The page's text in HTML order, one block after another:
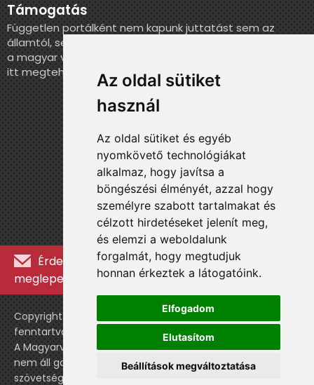
Az oldal sütiket
használ
Az oldal sütiket és egyéb
nyomkövető technológiákat
alkalmaz, hogy javítsa a
böngészési élményét, azzal hogy
személyre szabott tartalmakat és
célzott hirdetéseket jelenít meg,
és elemzi a weboldalunk
forgalmát, hogy megtudjuk
honnan érkeztek a látogatóink.
Elfogadom
Elutasítom
Beállítások megváltoztatása
Támogatás
Független portálként nem kapunk juttatást sem az
államtól, sem más szervezettől. Ha szeretnél segíteni
a magyar válogatott történelmének feldolgozásában,
itt megteheted.
Érdekességekért, kulisszatitkokért és
meglepetésekért iratkozz fel a hírlevélre »
Copyright © WebshopLady 2007-2026 Minden jog
fenntartva, kivéve a külön feltüntetett esetekben.
A Magyarvalogatott.hu egy nemhivatalos történeti oldal,
nem áll gazdasági kapcsolatban a labdarúgó
szövetséggel vagy a válogatott stábjával.